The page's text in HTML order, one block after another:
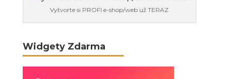
Vytvorte si PROFI e-shop/web už TERAZ
Widgety Zdarma